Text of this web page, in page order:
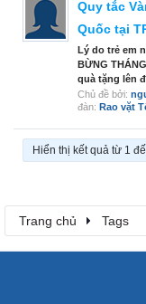
Quy tắc
Quốc tại
Lý do trẻ em
BỪNG
quà tặng lên
Chủ đề bởi:
đàn: Rao vặt
Hiển thị kết quả từ 1
Trang chủ Tags